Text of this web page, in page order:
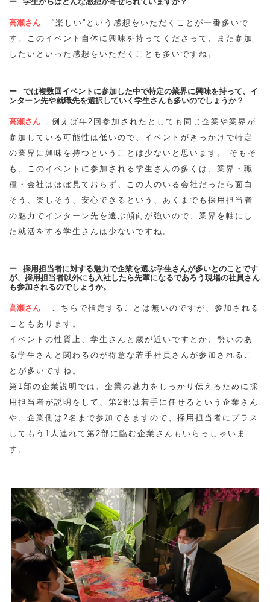
高瀬さん
“楽しい”という感想をいただくことが一番多いで
す。このイベント自体に興味を持ってくださって、また参加
したいといった感想をいただくことも多いですね。
では複数回イベントに参加した中で特定の業界に興味を持って、イ
ンターン先や就職先を選択していく学生さんも多いのでしょうか？
高瀬さん
例えば年2回参加されたとしても同じ企業や業界が
参加している可能性は低いので、イベントがきっかけで特定
の業界に興味を持つということは少ないと思います。 そもそ
も、このイベントに参加される学生さんの多くは、業界・職
種・会社はほぼ見ておらず、この人のいる会社だったら面白
そう、楽しそう、安心できるという、あくまでも採用担当者
の魅力でインターン先を選ぶ傾向が強いので、業界を軸にし
た就活をする学生さんは少ないですね。
採用担当者に対する魅力で企業を選ぶ学生さんが多いとのことです
が、採用担当者以外にも入社したら先輩になるであろう現場の社員さん
も参加されるのでしょうか。
高瀬さん
こちらで指定することは無いのですが、参加される
こともあります。
イベントの性質上、学生さんと歳が近いですとか、勢いのあ
る学生さんと関わるのが得意な若手社員さんが参加されるこ
とが多いですね。
第1部の企業説明では、企業の魅力をしっかり伝えるために採
用担当者が説明をして、第2部は若手に任せるという企業さん
や、企業側は2名まで参加できますので、採用担当者にプラス
してもう1人連れて第2部に臨む企業さんもいらっしゃいま
す。